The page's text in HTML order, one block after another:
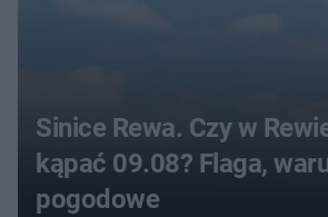
Sinice Rewa. Czy w
kąpać 09.08? Flaga,
pogodowe